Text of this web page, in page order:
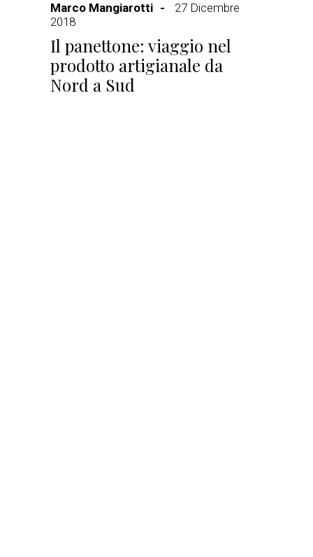
Marco Mangiarotti
27 Dicembre
2018
Il panettone: viaggio nel
prodotto artigianale da
Nord a Sud